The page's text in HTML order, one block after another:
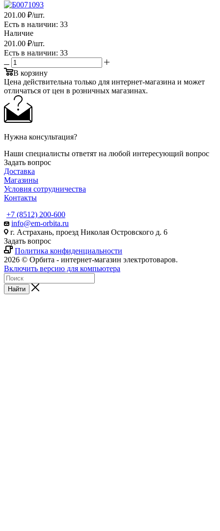
201 .00 ₽/шт.
Есть в наличии: 33
Наличие
201 .00 ₽/шт.
Есть в наличии: 33
В корзину
Цена действительна только для интернет-магазина и может
отличаться от цен в розничных магазинах.
Нужна консультация?
Наши специалисты ответят на любой интересующий вопрос
Задать вопрос
Доставка
Магазины
Условия сотрудничества
Контакты
+7 (8512) 200-600
info@em-orbita.ru
г. Астрахань, проезд Николая Островского д. 6
Задать вопрос
Политика конфиденциальности
2026 © Орбита - интернет-магазин электротоваров.
Включить версию для компьютера
Найти